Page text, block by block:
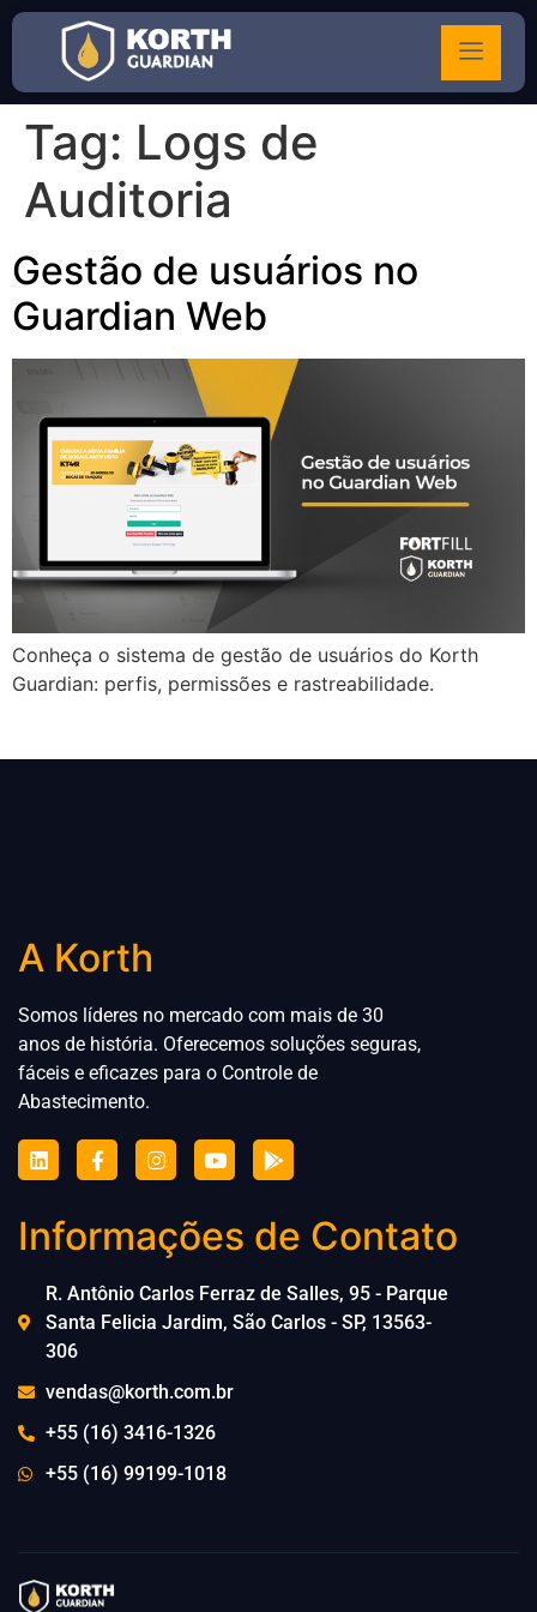
Tag: Logs de
Auditoria
Gestão de usuários no
Guardian Web
Conheça o sistema de gestão de usuários do Korth
Guardian: perfis, permissões e rastreabilidade.
A Korth
Somos líderes no mercado com mais de 30
anos de história. Oferecemos soluções seguras,
fáceis e eficazes para o Controle de
Abastecimento.
Informações de Contato
R. Antônio Carlos Ferraz de Salles, 95 - Parque
Santa Felicia Jardim, São Carlos - SP, 13563-
306
vendas@korth.com.br
+55 (16) 3416-1326
+55 (16) 99199-1018